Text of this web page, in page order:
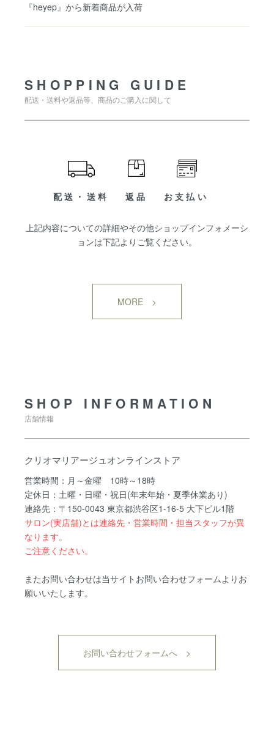
『heyep』から新着商品が入荷
SHOPPING GUIDE
配送・送料や返品等、商品のご購入に関して
配送・送料 返品 お支払い
上記内容についての詳細やその他ショップインフォメーシ
ョンは下記よりご覧ください。
MORE >
SHOP INFORMATION
店舗情報
クリオマリアージュオンラインストア
営業時間：月～金曜 10時～18時
定休日：土曜・日曜・祝日(年末年始・夏季休業あり)
連絡先：〒150-0043 東京都渋谷区1-16-5 大下ビル1階
サロン(実店舗)とは連絡先・営業時間・担当スタッフが異
なります。
ご注意ください。
またお問い合わせは当サイトお問い合わせフォームよりお
願いいたします。
お問い合わせフォームへ >